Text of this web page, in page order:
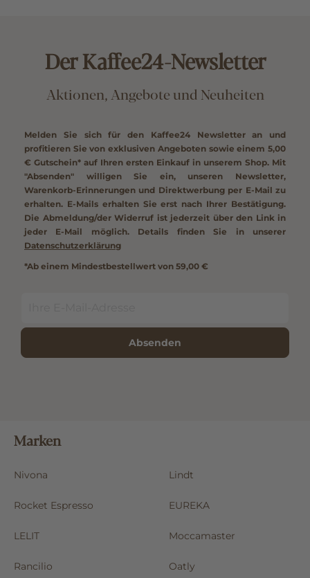
Der Kaffee24-Newsletter
Aktionen, Angebote und Neuheiten
Melden Sie sich für den Kaffee24 Newsletter an und
profitieren Sie von exklusiven Angeboten sowie einem 5,00
€ Gutschein* auf Ihren ersten Einkauf in unserem Shop. Mit
"Absenden" willigen Sie ein, unseren Newsletter,
Warenkorb-Erinnerungen und Direktwerbung per E-Mail zu
erhalten. E-Mails erhalten Sie erst nach Ihrer Bestätigung.
Die Abmeldung/der Widerruf ist jederzeit über den Link in
jeder E-Mail möglich. Details finden Sie in unserer
Datenschutzerklärung
*Ab einem Mindestbestellwert von 59,00 €
Absenden
Marken
Nivona Lindt
Rocket Espresso EUREKA
LELIT Moccamaster
Rancilio Oatly